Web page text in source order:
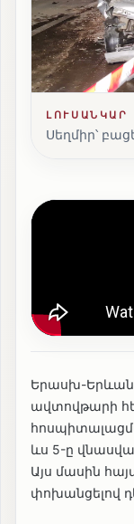
ԼՈՒՍԱՆԿԱՐ
Սեղմիր՝
Երասխ-Երևան
ավտովթարի
ևս 5-ը
Այս մասին
փոխանցելով